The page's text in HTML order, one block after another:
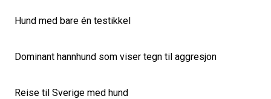
Hund med bare én testikkel
Dominant hannhund som viser tegn til aggresjon
Reise til Sverige med hund